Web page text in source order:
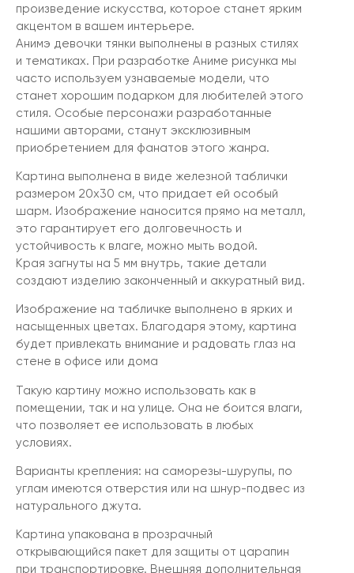
произведение искусства, которое станет ярким
акцентом в вашем интерьере.
Анимэ девочки тянки выполнены в разных стилях
и тематиках. При разработке Аниме рисунка мы
часто используем узнаваемые модели, что
станет хорошим подарком для любителей этого
стиля. Особые персонажи разработанные
нашими авторами, станут эксклюзивным
приобретением для фанатов этого жанра.
Картина выполнена в виде железной таблички
размером 20х30 см, что придает ей особый
шарм. Изображение наносится прямо на металл,
это гарантирует его долговечность и
устойчивость к влаге, можно мыть водой.
Края загнуты на 5 мм внутрь, такие детали
создают изделию законченный и аккуратный вид.
Изображение на табличке выполнено в ярких и
насыщенных цветах. Благодаря этому, картина
будет привлекать внимание и радовать глаз на
стене в офисе или дома
Такую картину можно использовать как в
помещении, так и на улице. Она не боится влаги,
что позволяет ее использовать в любых
условиях.
Варианты крепления: на саморезы-шурупы, по
углам имеются отверстия или на шнур-подвес из
натурального джута.
Картина упакована в прозрачный
открывающийся пакет для защиты от царапин
при транспортировке. Внешняя дополнительная